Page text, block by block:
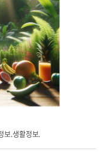
보.생활정보.